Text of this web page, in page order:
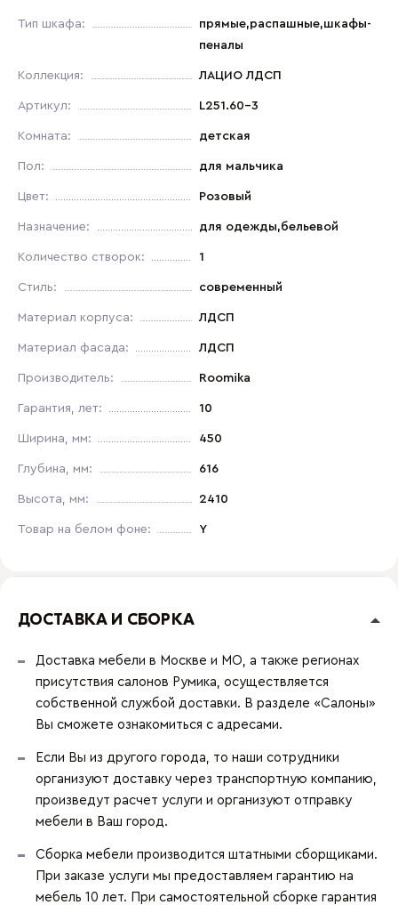
Тип шкафа:
прямые,распашные,шкафы-
пеналы
Коллекция: ЛАЦИО ЛДСП
Артикул: L251.60-3
Комната: детская
Пол: для мальчика
Цвет: Розовый
Назначение: для одежды,бельевой
Количество створок: 1
Стиль: современный
Материал корпуса: ЛДСП
Материал фасада: ЛДСП
Производитель: Roomika
Гарантия, лет: 10
Ширина, мм: 450
Глубина, мм: 616
Высота, мм: 2410
Товар на белом фоне: Y
ДОСТАВКА И СБОРКА
Доставка мебели в Москве и МО, а также регионах
присутствия салонов Румика, осуществляется
собственной службой доставки. В разделе «Салоны»
Вы сможете ознакомиться с адресами.
Если Вы из другого города, то наши сотрудники
организуют доставку через транспортную компанию,
произведут расчет услуги и организуют отправку
мебели в Ваш город.
Сборка мебели производится штатными сборщиками.
При заказе услуги мы предоставляем гарантию на
мебель 10 лет. При самостоятельной сборке гарантия